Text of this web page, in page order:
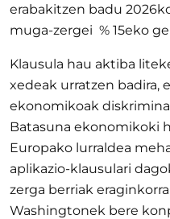
erabakitzen badu
muga-zergei % 15eko
Klausula hau aktiba
xedeak urratzen badira,
ekonomikoak
Batasuna ekonomikoki
Europako lurraldea
aplikazio-klausulari
zerga berriak
Washingtonek bere